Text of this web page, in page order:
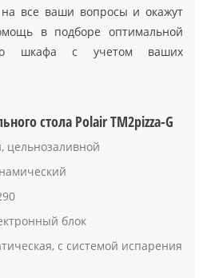
на все ваши вопросы и окажут
в подборе оптимальной
шкафа с учетом ваших
стола Polair TM2pizza-G
цельнозаливной
блок
с системой испарения